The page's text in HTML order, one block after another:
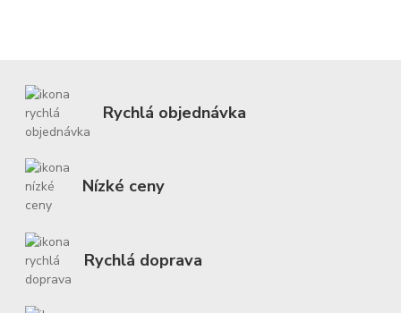
Rychlá objednávka
Nízké ceny
Rychlá doprava